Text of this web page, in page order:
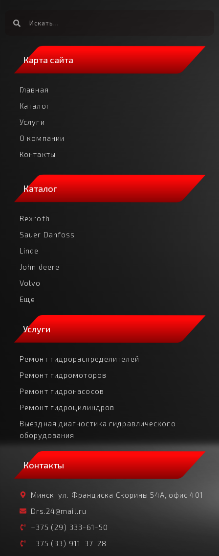
Карта сайта
Главная
Каталог
Услуги
О компании
Контакты
Каталог
Rexroth
Sauer Danfoss
Linde
John deere
Volvo
Еще
Услуги
Ремонт гидрораспределителей
Ремонт гидромоторов
Ремонт гидронасосов
Ремонт гидроцилиндров
Выездная диагностика гидравлического
оборудования
Контакты
Минск, ул. Франциска Скорины 54А, офис 401
Drs.24@mail.ru
+375 (29) 333-61-50
+375 (33) 911-37-28